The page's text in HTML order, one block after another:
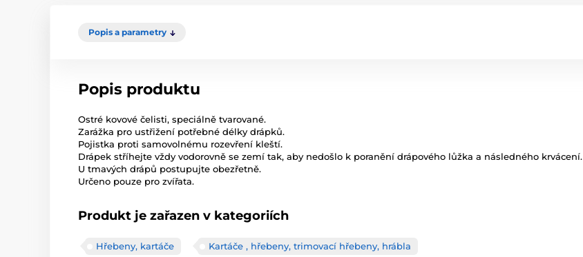
Popis a parametry
Popis produktu
Ostré kovové čelisti, speciálně tvarované.
Zarážka pro ustřižení potřebné délky drápků.
Pojistka proti samovolnému rozevření kleští.
Drápek stříhejte vždy vodorovně se zemí tak, aby nedošlo k poranění drápového lůžka a následného krvácení.
U tmavých drápů postupujte obezřetně.
Určeno pouze pro zvířata.
Produkt je zařazen v kategoriích
Hřebeny, kartáče Kartáče , hřebeny, trimovací hřebeny, hrábla